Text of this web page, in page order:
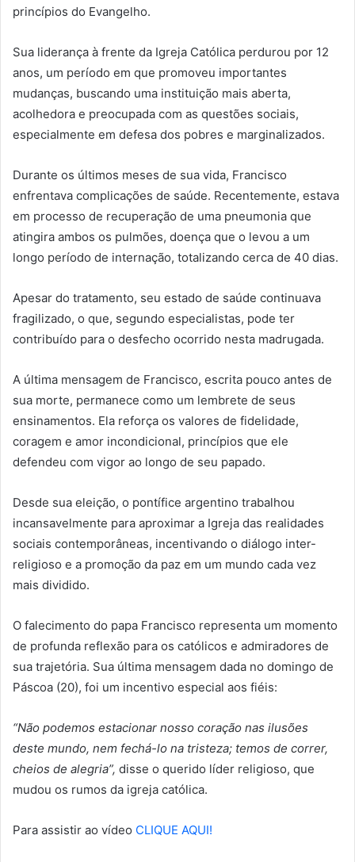
princípios do Evangelho.
Sua liderança à frente da Igreja Católica perdurou por 12
anos, um período em que promoveu importantes
mudanças, buscando uma instituição mais aberta,
acolhedora e preocupada com as questões sociais,
especialmente em defesa dos pobres e marginalizados.
Durante os últimos meses de sua vida, Francisco
enfrentava complicações de saúde. Recentemente, estava
em processo de recuperação de uma pneumonia que
atingira ambos os pulmões, doença que o levou a um
longo período de internação, totalizando cerca de 40 dias.
Apesar do tratamento, seu estado de saúde continuava
fragilizado, o que, segundo especialistas, pode ter
contribuído para o desfecho ocorrido nesta madrugada.
A última mensagem de Francisco, escrita pouco antes de
sua morte, permanece como um lembrete de seus
ensinamentos. Ela reforça os valores de fidelidade,
coragem e amor incondicional, princípios que ele
defendeu com vigor ao longo de seu papado.
Desde sua eleição, o pontífice argentino trabalhou
incansavelmente para aproximar a Igreja das realidades
sociais contemporâneas, incentivando o diálogo inter-
religioso e a promoção da paz em um mundo cada vez
mais dividido.
O falecimento do papa Francisco representa um momento
de profunda reflexão para os católicos e admiradores de
sua trajetória. Sua última mensagem dada no domingo de
Páscoa (20), foi um incentivo especial aos fiéis:
“Não podemos estacionar nosso coração nas ilusões
deste mundo, nem fechá-lo na tristeza; temos de correr,
cheios de alegria”, disse o querido líder religioso, que
mudou os rumos da igreja católica.
Para assistir ao vídeo CLIQUE AQUI!